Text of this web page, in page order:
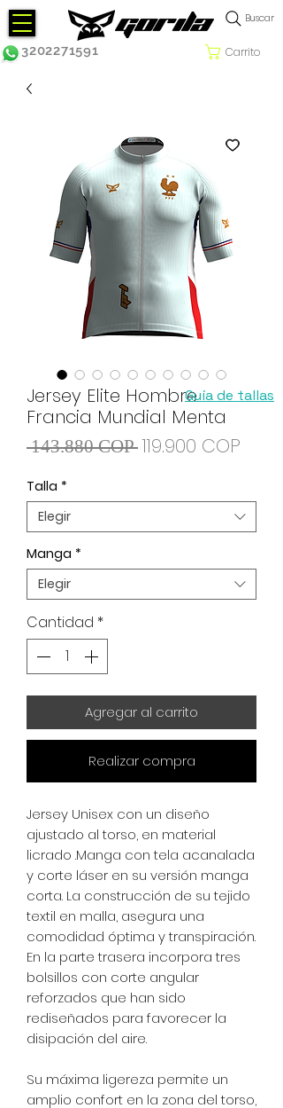
Carrito
3202271591
Buscar
Jersey Elite Hombre
Francia Mundial Menta
143.880 COP Precio
119.900 COP
Talla *
Elegir
Manga *
Elegir
Cantidad *
Agregar al carrito
Realizar compra
Jersey Unisex con un diseño
ajustado al torso, en material
licrado .Manga con tela acanalada
y corte láser en su versión manga
corta. La construcción de su tejido
textil en malla, asegura una
comodidad óptima y transpiración.
En la parte trasera incorpora tres
bolsillos con corte angular
reforzados que han sido
rediseñados para favorecer la
disipación del aire.
Su máxima ligereza permite un
amplio confort en la zona del torso,
Guía de tallas